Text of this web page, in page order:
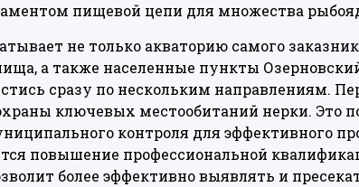
пищевой цепи для множества
не только акваторию самого
а также населенные пункты
сразу по нескольким направлениям.
ключевых местообитаний нерки. Это
контроля для эффективного
повышение профессиональной
более эффективно выявлять и